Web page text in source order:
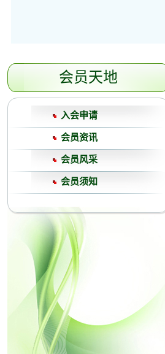
会员天地
入会申请
会员资讯
会员风采
会员须知